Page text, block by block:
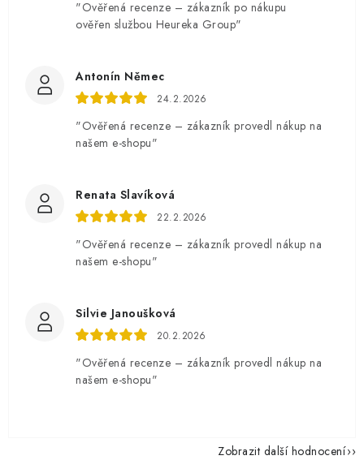
"Ověřená recenze – zákazník po nákupu
ověřen službou Heureka Group"
Antonín Němec
24.2.2026
"Ověřená recenze – zákazník provedl nákup na
našem e-shopu"
Renata Slavíková
22.2.2026
"Ověřená recenze – zákazník provedl nákup na
našem e-shopu"
Silvie Janoušková
20.2.2026
"Ověřená recenze – zákazník provedl nákup na
našem e-shopu"
Zobrazit další hodnocení